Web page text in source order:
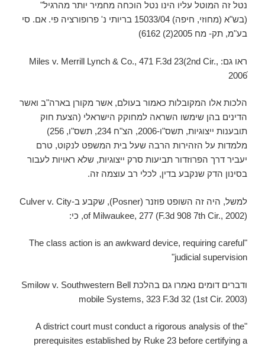
נטל זה המוטל עליו הינו נטל הוכחה מחמיר יותר מהרגיל"
(בש"א (מחוזי, חיפה) 15033/04 בריותי נ' פרופורציה פי. אם. סי
בע"מ, תק- מח 2005(2) 6162)
ראו גם: Miles v. Merrill Lynch & Co., 471 F.3d 23(2nd Cir.,
2006ׁׁׁ
הלכות אלו המקובלות כאמור בעולם, אשר מקורן בארה"ב ואשר
הדינים בהן שימשו השראה למחוקק הישראלי (הצעת חוק
תובענות ייצוגיות, תשס"ו-2006, הצ"ח 234, תשס"ו, 256)
מלמדות על הזהירות הרבה שעל בית המשפט לנקוט, טרם
יעביר דרך הפרוזדור תביעות סרק ייצוגיות, שלא ראויות לעבור
בסינון הדק שנקבע בדין, לכלי רב עוצמה זה.
למשל, היה זה השופט פוזנר (Posner), שקבע ב-Culver v. City
of Milwaukee, 277 (F.3d 908 7th Cir., 2002), כי:
"The class action is an awkward device, requiring careful
judicial supervision"
ודברים דומים נאמרו גם בהלכת Smilow v. Southwestern Bell
mobile Systems, 323 F.3d 32 (1st Cir. 2003)
"A district court must conduct a rigorous analysis of the
prerequisites established by Ruke 23 before certifying a